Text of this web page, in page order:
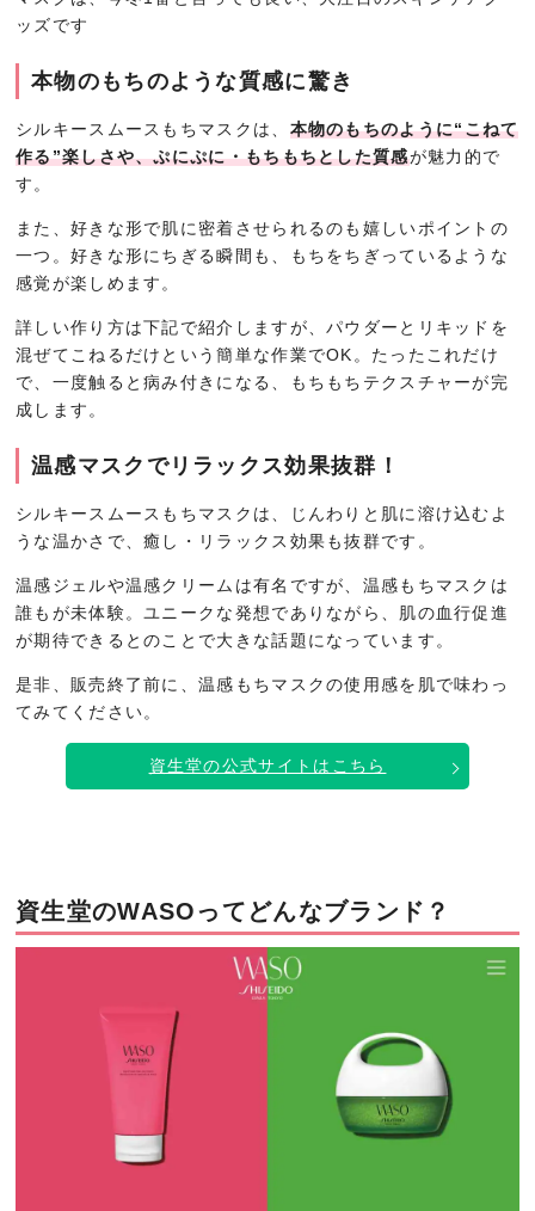
ッズです
本物のもちのような質感に驚き
シルキースムースもちマスクは、 本物のもちのように“こねて
作る”楽しさや、ぷにぷに・もちもちとした質感が魅力的で
す。
また、好きな形で肌に密着させられるのも嬉しいポイントの
一つ。好きな形にちぎる瞬間も、もちをちぎっているような
感覚が楽しめます。
詳しい作り方は下記で紹介しますが、パウダーとリキッドを
混ぜてこねるだけという簡単な作業でOK。たったこれだけ
で、一度触ると病み付きになる、もちもちテクスチャーが完
成します。
温感マスクでリラックス効果抜群！
シルキースムースもちマスクは、じんわりと肌に溶け込むよ
うな温かさで、癒し・リラックス効果も抜群です。
温感ジェルや温感クリームは有名ですが、温感もちマスクは
誰もが未体験。ユニークな発想でありながら、肌の血行促進
が期待できるとのことで大きな話題になっています。
是非、販売終了前に、温感もちマスクの使用感を肌で味わっ
てみてください。
資生堂の公式サイトはこちら
資生堂のWASOってどんなブランド？